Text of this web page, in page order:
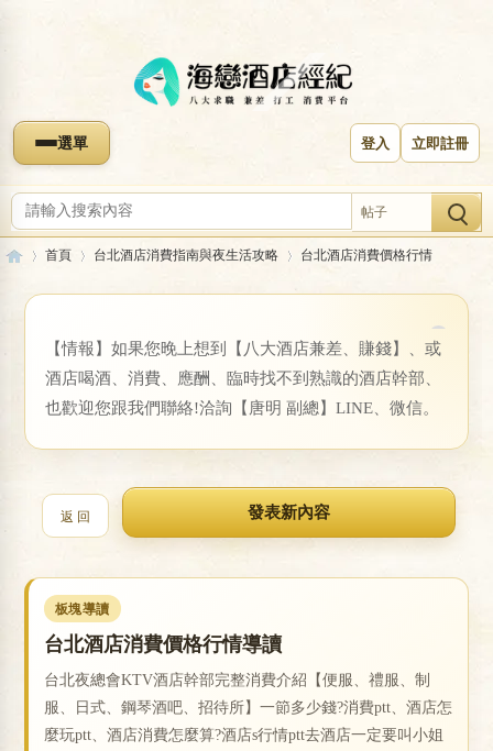
選單 登入 立即註冊
帖子
首頁
›
台北酒店消費指南與夜生活攻略
›
台北酒店消費價格行情
收藏本版
台北酒店消費價格行情
【情報】如果您晚上想到【八大酒店兼差、賺錢】、或
酒店喝酒、消費、應酬、臨時找不到熟識的酒店幹部、
也歡迎您跟我們聯絡!洽詢【唐明 副總】LINE、微信。
返 回
板塊導讀
台北酒店消費價格行情導讀
台北夜總會KTV酒店幹部完整消費介紹【便服、禮服、制
服、日式、鋼琴酒吧、招待所】一節多少錢?消費ptt、酒店怎
麼玩ptt、酒店消費怎麼算?酒店s行情ptt去酒店一定要叫小姐